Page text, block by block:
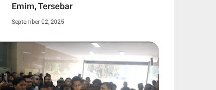
Emim, Tersebar
September 02, 2025